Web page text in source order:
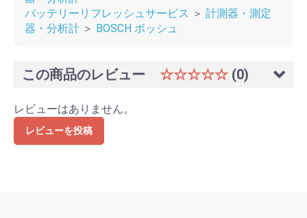
バッテリーリフレッシュサービス ＞ 計測器・測定
器・分析計 ＞ BOSCH ボッシュ
この商品のレビュー ☆☆☆☆☆ (0)
レビューはありません。
レビューを投稿